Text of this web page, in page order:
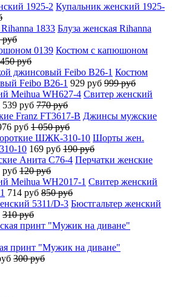
Купальник женский 1925-
Блуза женская Rihanna
руб
Костюм с капюшоном
руб
Костюм
Feibo B26-1 929 руб 999 руб
Свитер женский
539 руб 770 руб
Джинсы мужские
руб 1 050 руб
Шорты жен.
10 169 руб 190 руб
Перчатки женские
руб 120 руб
Свитер женский
714 руб 850 руб
Бюстгальтер женский
310 руб
принт "Мужик на диване"
300 руб